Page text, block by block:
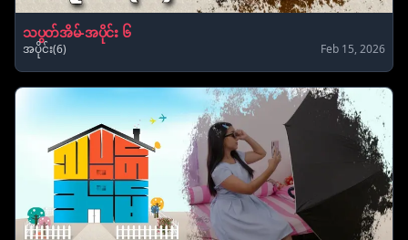
သပွတ်အိမ်-အပိုင်း ၆
အပိုင်း(6) Feb 15, 2026